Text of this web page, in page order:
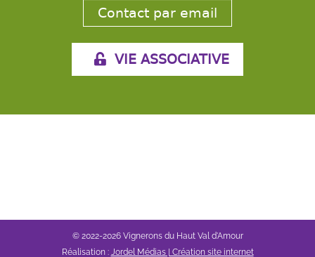
Contact par email
VIE ASSOCIATIVE
© 2022-2026 Vignerons du Haut Val d'Amour
Réalisation : Jordel Médias | Création site internet